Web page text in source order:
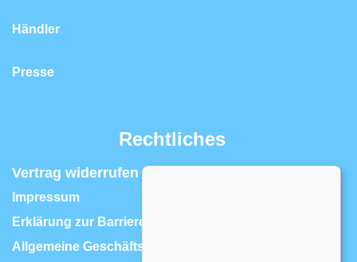
Händler
Presse
Rechtliches
Vertrag widerrufen | Widerrufsrecht
Impressum
Erklärung zur Barrierefreiheit
Allgemeine Geschäftsbedingungen